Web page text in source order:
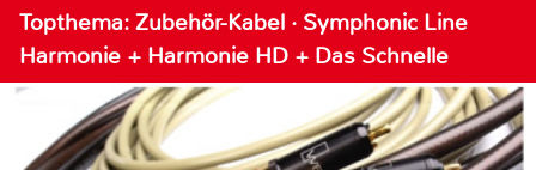
Topthema: Zubehör-Kabel · Symphonic Line
Harmonie + Harmonie HD + Das Schnelle